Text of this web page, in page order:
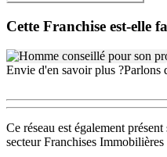
avec le vendeur sur toutes les
les biens ensuite).
Dans l’hypothèse ou QuickBuy
présentés par ses soins,
d’agence conformément à son
Cette Franchise est-elle
Envie d'en savoir plus ?Parlons
Ce réseau est également
secteur Franchises Immobilières